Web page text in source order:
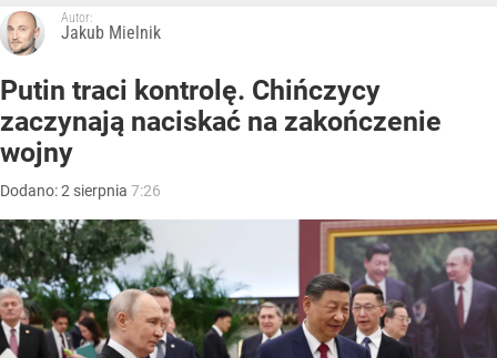
Autor:
Jakub Mielnik
Putin traci kontrolę. Chińczycy
zaczynają naciskać na zakończenie
wojny
Dodano:2 sierpnia 7:26